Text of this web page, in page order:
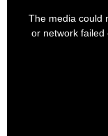
The media could
or network failed